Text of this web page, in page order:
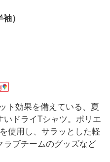
）
ト効果を備えている、夏
ドライTシャツ。ポリエ
使用し、サラッとした軽
ブチームのグッズなど